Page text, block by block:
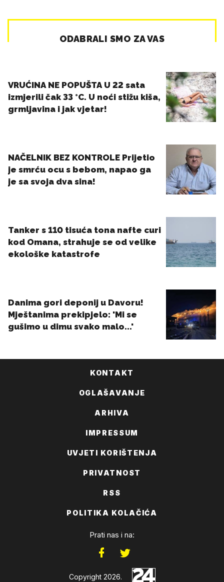
KONTAKT
OGLAŠAVANJE
ARHIVA
IMPRESSUM
UVJETI KORIŠTENJA
PRIVATNOST
RSS
POLITIKA KOLAČIĆA
Prati nas i na:
Copyright 2026.